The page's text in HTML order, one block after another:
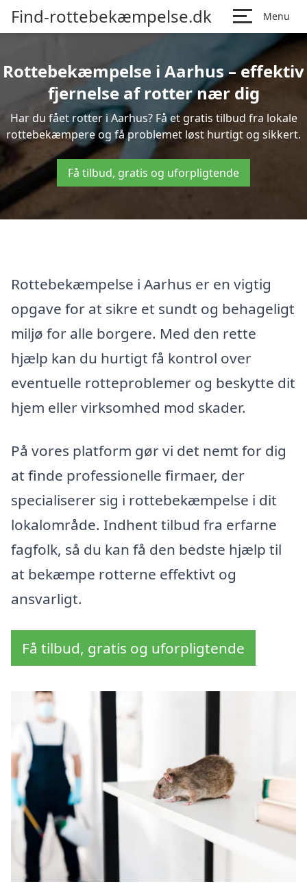
Find-rottebekæmpelse.dk Menu
Rottebekæmpelse i Aarhus – effektiv
fjernelse af rotter nær dig
Har du fået rotter i Aarhus? Få et gratis tilbud fra lokale
rottebekæmpere og få problemet løst hurtigt og sikkert.
Få tilbud, gratis og uforpligtende
Rottebekæmpelse i Aarhus er en vigtig
opgave for at sikre et sundt og behageligt
miljø for alle borgere. Med den rette
hjælp kan du hurtigt få kontrol over
eventuelle rotteproblemer og beskytte dit
hjem eller virksomhed mod skader.
På vores platform gør vi det nemt for dig
at finde professionelle firmaer, der
specialiserer sig i rottebekæmpelse i dit
lokalområde. Indhent tilbud fra erfarne
fagfolk, så du kan få den bedste hjælp til
at bekæmpe rotterne effektivt og
ansvarligt.
Få tilbud, gratis og uforpligtende